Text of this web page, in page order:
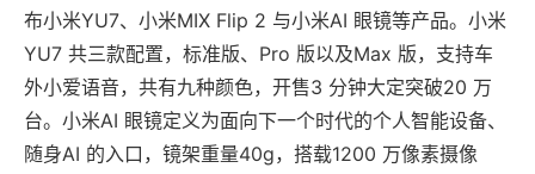
布小米YU7、小米MIX Flip 2 与小米AI 眼镜等产品。小米
YU7 共三款配置，标准版、Pro 版以及Max 版，支持车
外小爱语音，共有九种颜色，开售3 分钟大定突破20 万
台。小米AI 眼镜定义为面向下一个时代的个人智能设备、
随身AI 的入口，镜架重量40g，搭载1200 万像素摄像